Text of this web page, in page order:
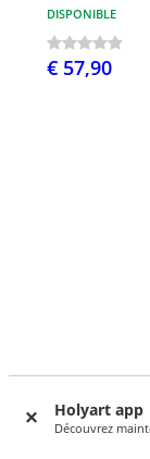
Holyart app
Découvrez
DISPONIBLE
€ 57,90